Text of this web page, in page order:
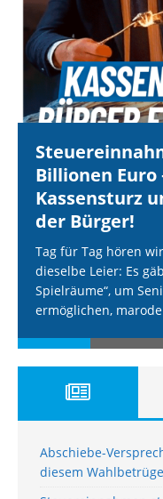
Billionen
Kassensturz
der Bürger!
Tag für Tag hören
dieselbe Leier: Es
Spielräume“, um
ermöglichen, marode
Abschiebe-
diesem